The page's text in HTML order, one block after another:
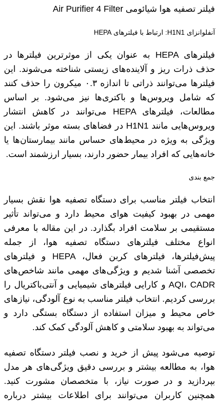
فیلتر تصفیه هوا شیائومی Air Purifier 4 Filter
آنفلوانزای H1N1: ارتباط با فیلترهای HEPA
فیلترهای HEPA به عنوان یکی از موثرترین فیلترها در
حذف ذرات ریز و آلاینده‌های زیستی شناخته می‌شوند. این
فیلترها می‌توانند ذراتی تا اندازه ۰.۳ میکرون را حذف کنند
که شامل ویروس‌ها و باکتری‌ها نیز می‌شود. بر اساس
مطالعات، فیلترهای HEPA می‌توانند در کاهش انتشار
ویروس‌هایی مانند H1N1 در فضاهای بسته موثر باشند. این
ویژگی به ویژه در محیط‌های حساس مانند بیمارستان‌ها یا
خانه‌هایی که افراد بیمار حضور دارند، بسیار ارزشمند است.
جمع بندی
انتخاب فیلتر مناسب برای دستگاه تصفیه هوا نقش بسیار
مهمی در بهبود کیفیت هوای محیط دارد و می‌تواند تأثیر
مستقیمی بر سلامت افراد بگذارد. در این مقاله با معرفی
انواع مختلف فیلترهای دستگاه تصفیه هوا، از جمله
پیش‌فیلترها، فیلترهای کربن فعال، HEPA و فیلترهای
تخصصی آشنا شدیم و ویژگی‌های مهمی مانند شاخص‌های
AQI، CADR و کارایی فیلترهای شیمیایی و آنتی‌باکتریال را
بررسی کردیم. انتخاب فیلتر مناسب به نوع آلودگی، نیازهای
خاص محیط و میزان استفاده از دستگاه بستگی دارد و
می‌تواند به بهبود سلامتی و کاهش آلودگی کمک کند.
توصیه می‌شود پیش از خرید و نصب فیلتر دستگاه تصفیه
هوا، به مطالعه بیشتر و بررسی دقیق ویژگی‌های هر مدل
بپردازید و در صورت نیاز، با متخصصان مشورت کنید.
همچنین کاربران می‌توانند برای اطلاعات بیشتر درباره